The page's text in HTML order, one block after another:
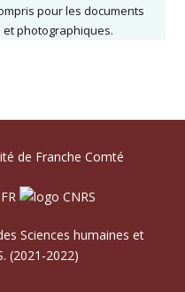
pour les documents
photographiques.
de Franche Comté
Sciences humaines et
(2021-2022)